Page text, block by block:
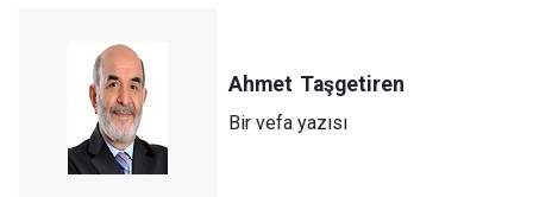
Ahmet Taşgetiren
Bir vefa yazısı